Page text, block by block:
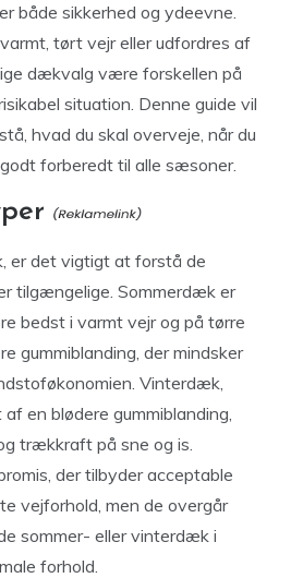
både sikkerhed og ydeevne.
tørt vejr eller udfordres af
dækvalg være forskellen på
situation. Denne guide vil
hvad du skal overveje, når du
forberedt til alle sæsoner.
er det vigtigt at forstå de
tilgængelige. Sommerdæk er
bedst i varmt vejr og på tørre
gummiblanding, der mindsker
Vinterdæk,
en blødere gummiblanding,
trækkraft på sne og is.
der tilbyder acceptable
vejforhold, men de overgår
sommer- eller vinterdæk i
forhold.